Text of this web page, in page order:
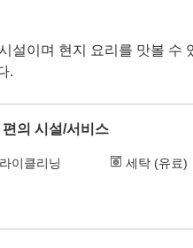
설이며 현지 요리를 맛볼 수
.
편의 시설/서비스
이클리닝 세탁 (유료)